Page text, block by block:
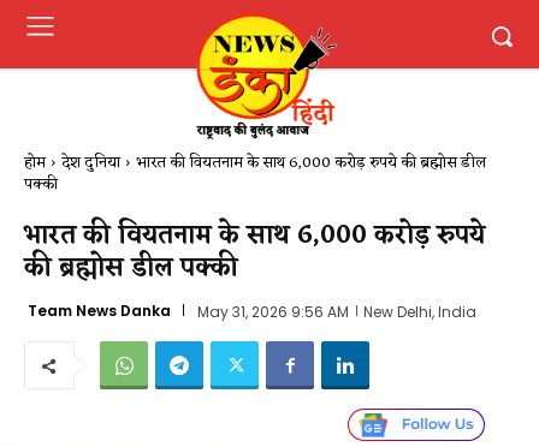
होम देश दुनिया भारत की वियतनाम के साथ 6,000 करोड़ रुपये की ब्रह्मोस डील
पक्की
भारत की वियतनाम के साथ 6,000 करोड़ रुपये
की ब्रह्मोस डील पक्की
Team News Danka May 31, 2026 9:56 AM New Delhi, India